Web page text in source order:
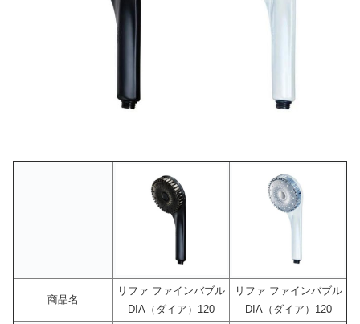
商品名
リファ ファインバブル
DIA（ダイア）120
リファ ファインバブル
DIA（ダイア）120